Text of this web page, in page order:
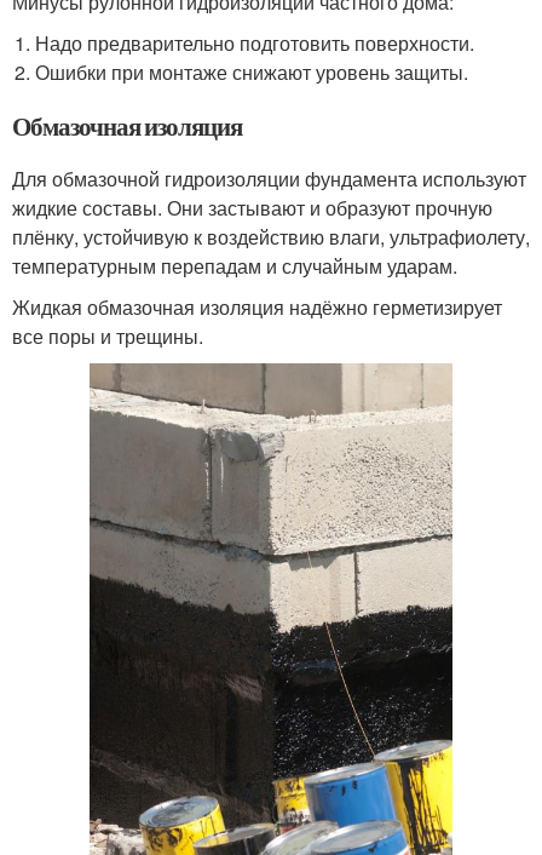
Надо предварительно подготовить поверхности.
Ошибки при монтаже снижают уровень защиты.
Обмазочная изоляция
Для обмазочной гидроизоляции фундамента используют
жидкие составы. Они застывают и образуют прочную
плёнку, устойчивую к воздействию влаги, ультрафиолету,
температурным перепадам и случайным ударам.
Жидкая обмазочная изоляция надёжно герметизирует
все поры и трещины.